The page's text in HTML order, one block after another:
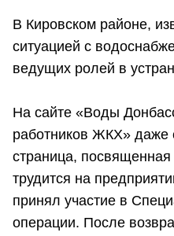
В Кировском районе,
ситуацией с
ведущих ролей в
На сайте «Воды
работников ЖКХ» даже
страница,
трудится на
принял участие в
операции. После